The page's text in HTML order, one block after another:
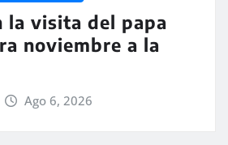
la visita del papa
noviembre a la
Ago 6, 2026